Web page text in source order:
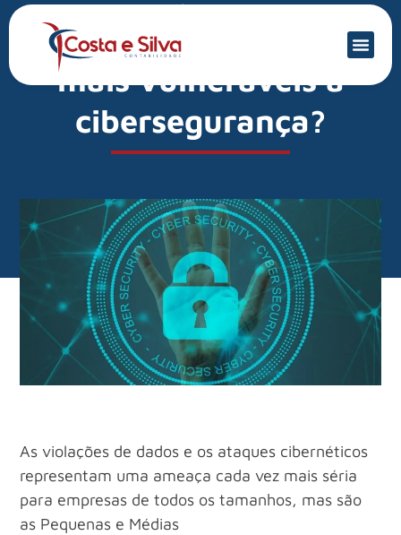
Mercado Financeiro
Por que as PMEs são as
mais vulneráveis à
cibersegurança?
As violações de dados e os ataques cibernéticos
representam uma ameaça cada vez mais séria
para empresas de todos os tamanhos, mas são
as Pequenas e Médias